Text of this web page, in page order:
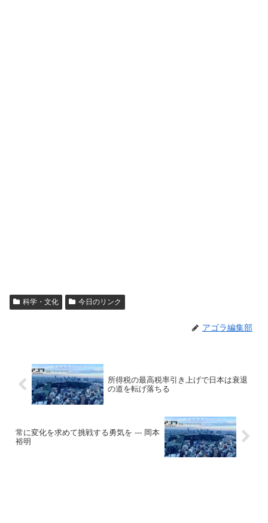
科学・文化 今日のリンク
アゴラ編集部
所得税の最高税率引き上げで日本は衰退
の道を転げ落ちる
常に変化を求めて挑戦する勇気を --- 岡本
裕明